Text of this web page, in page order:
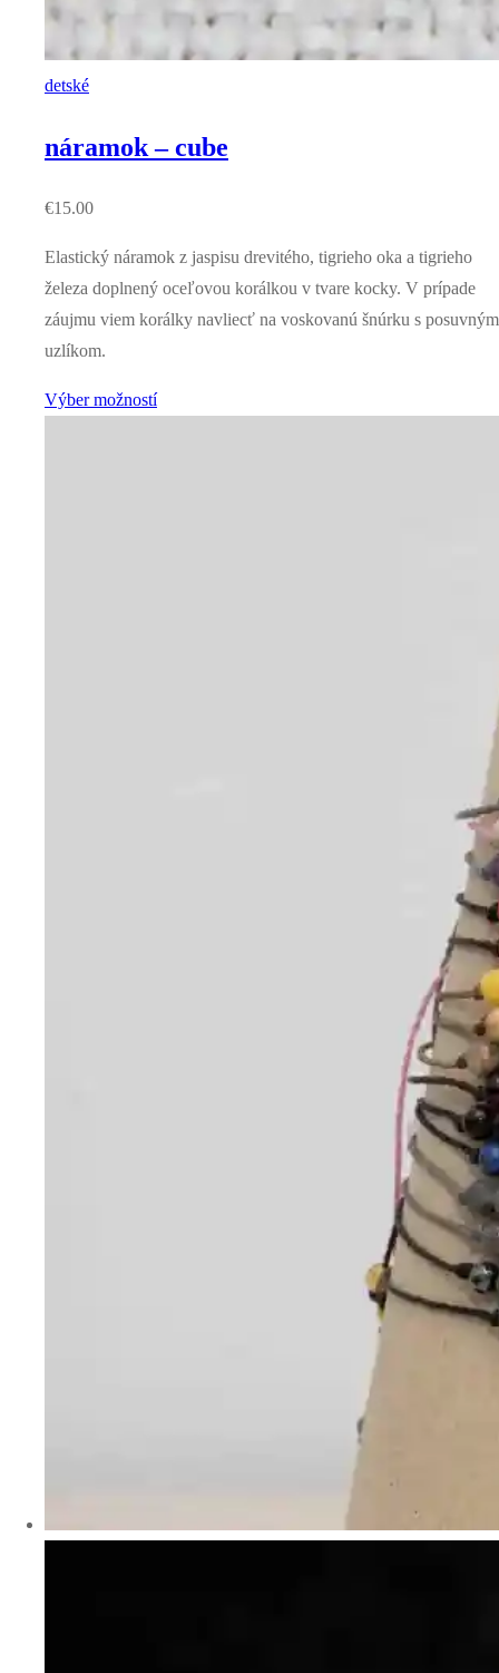
detské
náramok – cube
€15.00
Elastický náramok z jaspisu drevitého, tigrieho oka a tigrieho
železa doplnený oceľovou korálkou v tvare kocky. V prípade
záujmu viem korálky navliecť na voskovanú šnúrku s posuvným
uzlíkom.
Výber možností